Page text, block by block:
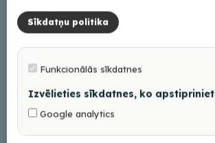
Darba laiks
+
Sīkdatņu politika
Funkcionālās sīkdatnes
Izvēlieties sīkdatnes, ko apstipriniet
Google analytics